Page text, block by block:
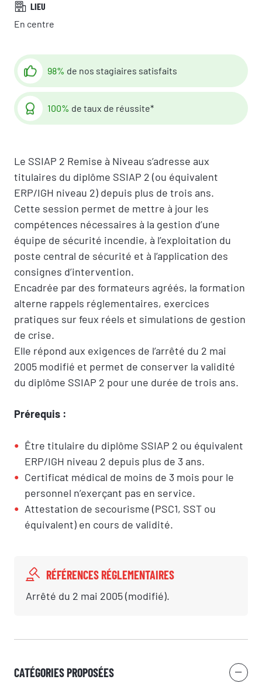
LIEU
En centre
98% de nos stagiaires satisfaits
100% de taux de réussite*
Le SSIAP 2 Remise à Niveau s’adresse aux
titulaires du diplôme SSIAP 2 (ou équivalent
ERP/IGH niveau 2) depuis plus de trois ans.
Cette session permet de mettre à jour les
compétences nécessaires à la gestion d’une
équipe de sécurité incendie, à l’exploitation du
poste central de sécurité et à l’application des
consignes d’intervention.
Encadrée par des formateurs agréés, la formation
alterne rappels réglementaires, exercices
pratiques sur feux réels et simulations de gestion
de crise.
Elle répond aux exigences de l’arrêté du 2 mai
2005 modifié et permet de conserver la validité
du diplôme SSIAP 2 pour une durée de trois ans.
Prérequis :
Être titulaire du diplôme SSIAP 2 ou équivalent
ERP/IGH niveau 2 depuis plus de 3 ans.
Certificat médical de moins de 3 mois pour le
personnel n’exerçant pas en service.
Attestation de secourisme (PSC1, SST ou
équivalent) en cours de validité.
RÉFÉRENCES RÉGLEMENTAIRES
Arrêté du 2 mai 2005 (modifié).
CATÉGORIES PROPOSÉES